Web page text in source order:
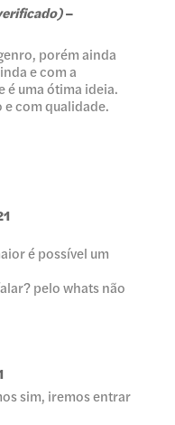
–
porém ainda
e com a
é uma ótima ideia.
com qualidade.
é possível um
pelo whats não
sim, iremos entrar